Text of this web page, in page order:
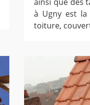
ainsi que des
à Ugny est
toiture,